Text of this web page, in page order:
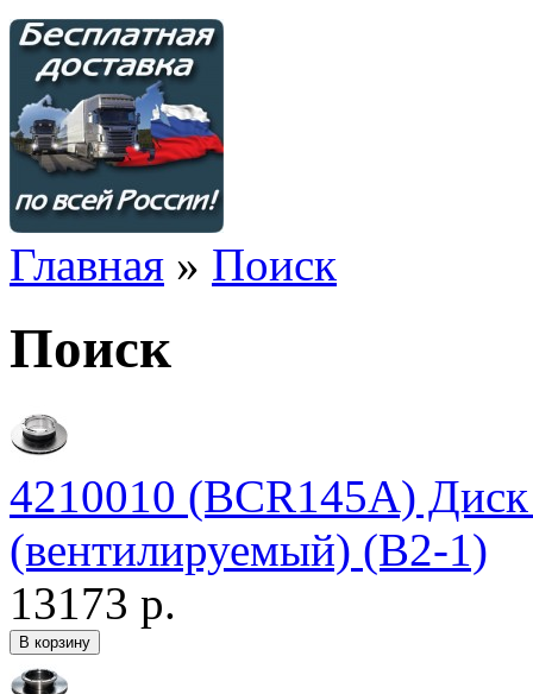
Главная » Поиск
Поиск
4210010 (BCR145A)
(вентилируемый) (В2-1)
13173 р.